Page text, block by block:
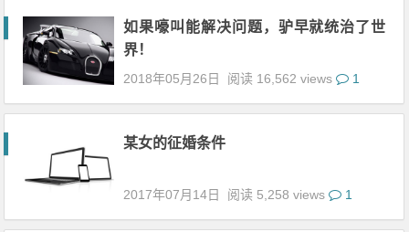
如果嚎叫能解决问题，驴早就统治了世
界！
2018年05月26日 阅读 16,562 views 1
某女的征婚条件
2017年07月14日 阅读 5,258 views 1